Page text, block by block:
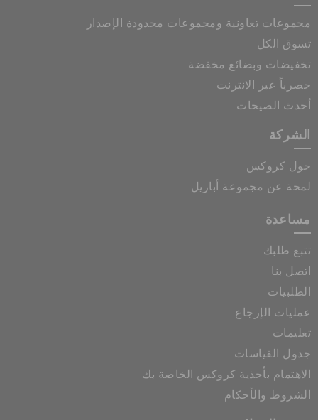
مجموعات تعاونية ومجموعات محدودة الإصدار
تسوق الكل
تخفيضات وبضائع مخفضة
حصرياً عبر الانترنت
أحدث الصيحات
الشركة
حول كروكس
لمحة عن مجموعة أباريل
مساعدة
تتبع طلبك
اتصل بنا
الطلبيات
عمليات الإرجاع
تعليمات
جدول القياسات
الاهتمام بأحذية كروكس الخاصة بك
الشروط والأحكام